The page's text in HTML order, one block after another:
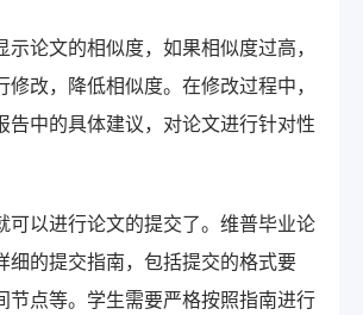
示论文的相似度，如果相似度过高，
修改，降低相似度。在修改过程中，
告中的具体建议，对论文进行针对性
可以进行论文的提交了。维普毕业论
细的提交指南，包括提交的格式要
节点等。学生需要严格按照指南进行